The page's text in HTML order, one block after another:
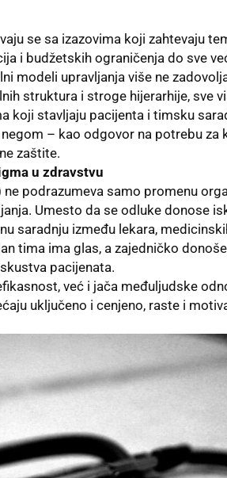
se sa izazovima koji zahtevaju
i budžetskih ograničenja do sve
modeli upravljanja više ne
struktura i stroge hijerarhije, sve
koji stavljaju pacijenta i timsku
– kao odgovor na potrebu za
zaštite.
u zdravstvu
podrazumeva samo promenu
Umesto da se odluke donose
saradnju između lekara,
tima ima glas, a zajedničko
pacijenata.
već i jača međuljudske
uključeno i cenjeno, raste i